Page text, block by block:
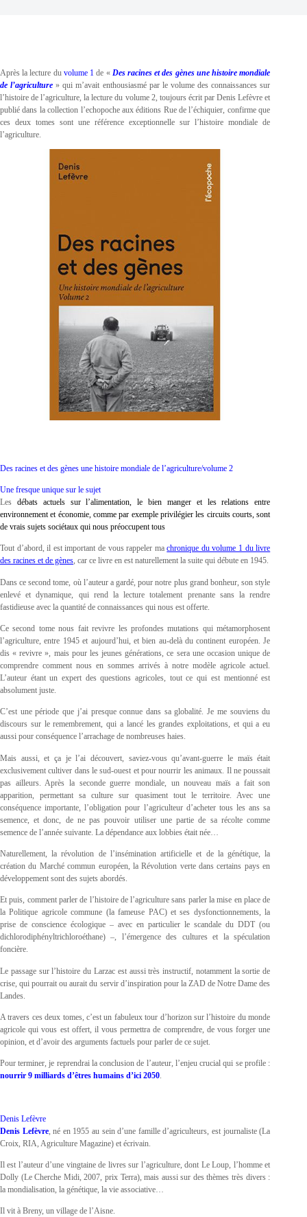
Après la lecture du volume 1 de « Des racines et des gènes une histoire mondiale
de l’agriculture » qui m’avait enthousiasmé par le volume des connaissances sur
l’histoire de l’agriculture, la lecture du volume 2, toujours écrit par Denis Lefèvre et
publié dans la collection l’echopoche aux éditions Rue de l’échiquier, confirme que
ces deux tomes sont une référence exceptionnelle sur l’histoire mondiale de
l’agriculture.
Des racines et des gènes une histoire mondiale de l’agriculture/volume 2
Une fresque unique sur le sujet
Les débats actuels sur l’alimentation, le bien manger et les relations entre
environnement et économie, comme par exemple privilégier les circuits courts, sont
de vrais sujets sociétaux qui nous préoccupent tous
Tout d’abord, il est important de vous rappeler machronique du volume 1 du livre
des racines et de gènes, car ce livre en est naturellement la suite qui débute en 1945.
Dans ce second tome, où l’auteur a gardé, pour notre plus grand bonheur, son style
enlevé et dynamique, qui rend la lecture totalement prenante sans la rendre
fastidieuse avec la quantité de connaissances qui nous est offerte.
Ce second tome nous fait revivre les profondes mutations qui métamorphosent
l’agriculture, entre 1945 et aujourd’hui, et bien au-delà du continent européen. Je
dis « revivre », mais pour les jeunes générations, ce sera une occasion unique de
comprendre comment nous en sommes arrivés à notre modèle agricole actuel.
L’auteur étant un expert des questions agricoles, tout ce qui est mentionné est
absolument juste.
C’est une période que j’ai presque connue dans sa globalité. Je me souviens du
discours sur le remembrement, qui a lancé les grandes exploitations, et qui a eu
aussi pour conséquence l’arrachage de nombreuses haies.
Mais aussi, et ça je l’ai découvert, saviez-vous qu’avant-guerre le maïs était
exclusivement cultiver dans le sud-ouest et pour nourrir les animaux. Il ne poussait
pas ailleurs. Après la seconde guerre mondiale, un nouveau maïs a fait son
apparition, permettant sa culture sur quasiment tout le territoire. Avec une
conséquence importante, l’obligation pour l’agriculteur d’acheter tous les ans sa
semence, et donc, de ne pas pouvoir utiliser une partie de sa récolte comme
semence de l’année suivante. La dépendance aux lobbies était née…
Naturellement, la révolution de l’insémination artificielle et de la génétique, la
création du Marché commun européen, la Révolution verte dans certains pays en
développement sont des sujets abordés.
Et puis, comment parler de l’histoire de l’agriculture sans parler la mise en place de
la Politique agricole commune (la fameuse PAC) et ses dysfonctionnements, la
prise de conscience écologique – avec en particulier le scandale du DDT (ou
dichlorodiphényltrichloroéthane) –, l’émergence des cultures et la spéculation
foncière.
Le passage sur l’histoire du Larzac est aussi très instructif, notamment la sortie de
crise, qui pourrait ou aurait du servir d’inspiration pour la ZAD de Notre Dame des
Landes.
A travers ces deux tomes, c’est un fabuleux tour d’horizon sur l’histoire du monde
agricole qui vous est offert, il vous permettra de comprendre, de vous forger une
opinion, et d’avoir des arguments factuels pour parler de ce sujet.
Pour terminer, je reprendrai la conclusion de l’auteur, l’enjeu crucial qui se profile :
nourrir 9 milliards d’êtres humains d’ici 2050.
Denis Lefèvre
Denis Lefèvre, né en 1955 au sein d’une famille d’agriculteurs, est journaliste (La
Croix, RIA, Agriculture Magazine) et écrivain.
Il est l’auteur d’une vingtaine de livres sur l’agriculture, dont Le Loup, l’homme et
Dolly (Le Cherche Midi, 2007, prix Terra), mais aussi sur des thèmes très divers :
la mondialisation, la génétique, la vie associative…
Il vit à Breny, un village de l’Aisne.